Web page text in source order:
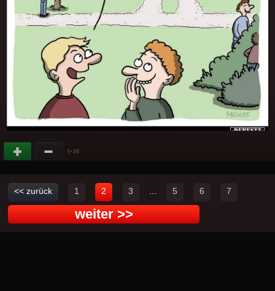
(+16)
<< zurück 1 2 3 ... 5 6 7
weiter >>